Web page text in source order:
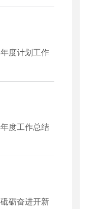
度计划工作
度工作总结
砺奋进开新